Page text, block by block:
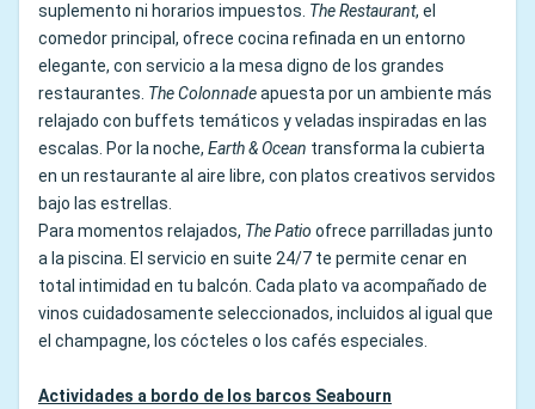
suplemento ni horarios impuestos. The Restaurant, el
comedor principal, ofrece cocina refinada en un entorno
elegante, con servicio a la mesa digno de los grandes
restaurantes. The Colonnadeapuesta por un ambiente más
relajado con buffets temáticos y veladas inspiradas en las
escalas. Por la noche, Earth & Ocean transforma la cubierta
en un restaurante al aire libre, con platos creativos servidos
bajo las estrellas.
Para momentos relajados, The Patio ofrece parrilladas junto
a la piscina. El servicio en suite 24/7 te permite cenar en
total intimidad en tu balcón. Cada plato va acompañado de
vinos cuidadosamente seleccionados, incluidos al igual que
el champagne, los cócteles o los cafés especiales.
Actividades a bordo de los barcos Seabourn